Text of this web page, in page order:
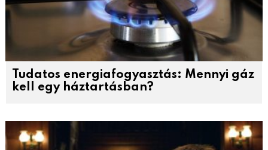
Tudatos energiafogyasztás: Mennyi gáz
kell egy háztartásban?